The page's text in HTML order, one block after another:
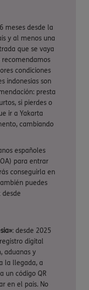
meses desde la
y al menos una
que se vaya
recomendamos
condiciones
indonesias son
presta
si pierdes o
ir a Yakarta
cambiando
españoles
para entrar
conseguirla en
puedes
: desde 2025
digital
aduanas y
la llegada, a
un código QR
en el país. No